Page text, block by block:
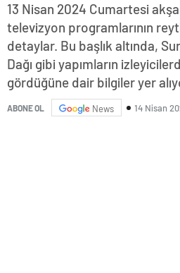
13 Nisan 2024 Cumartesi
televizyon programlarının
detaylar. Bu başlık altında,
Dağı gibi yapımların
gördüğüne dair bilgiler yer
ABONE OL News 14 Nisan